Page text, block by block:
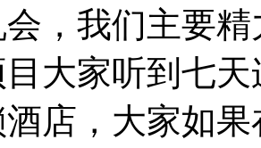
，我们主要
大家听到七
店，大家如